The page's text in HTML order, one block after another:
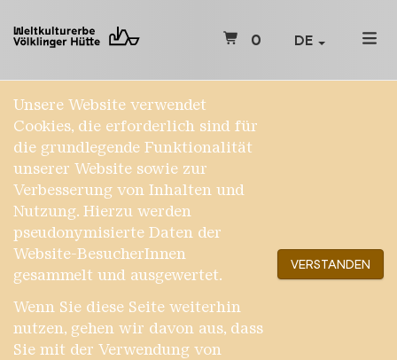
0 DE
Unsere Website verwendet
Cookies, die erforderlich sind für
die grundlegende Funktionalität
unserer Website sowie zur
Verbesserung von Inhalten und
Nutzung. Hierzu werden
pseudonymisierte Daten der
Website-BesucherInnen
gesammelt und ausgewertet.
Wenn Sie diese Seite weiterhin
nutzen, gehen wir davon aus, dass
Sie mit der Verwendung von
VERSTANDEN